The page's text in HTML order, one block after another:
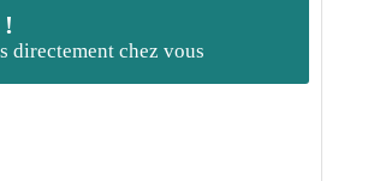
!
directement chez vous